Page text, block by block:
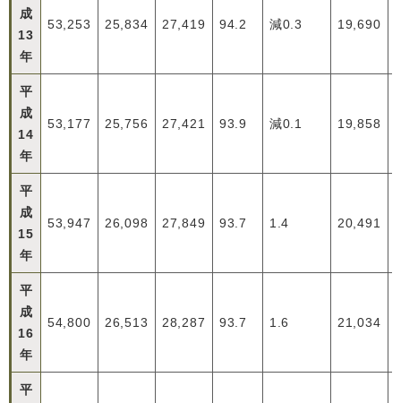
成
13
年
53,253 25,834 27,419 94.2 減0.3 19,690
平
成
14
年
53,177 25,756 27,421 93.9 減0.1 19,858
平
成
15
年
53,947 26,098 27,849 93.7 1.4 20,491
平
成
16
年
54,800 26,513 28,287 93.7 1.6 21,034
平